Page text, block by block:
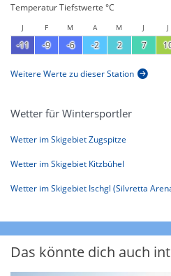
Temperatur Tiefstwerte °C
J F M A M J J
-11 -9 -6 -2 2 7
Weitere Werte zu dieser Station
Wetter für Wintersportler
Wetter im Skigebiet Zugspitze
Wetter im Skigebiet Kitzbühel
Wetter im Skigebiet Ischgl (Silvretta
Das könnte dich auch